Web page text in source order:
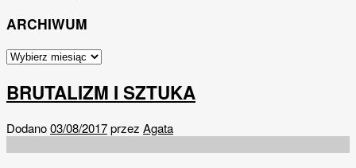
ARCHIWUM
BRUTALIZM I SZTUKA
Dodano03/08/2017przez Agata